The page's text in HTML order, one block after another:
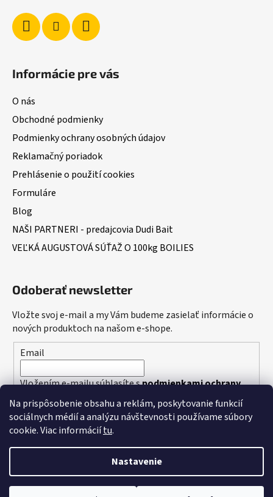
Na prispôsobenie obsahu a reklám, poskytovanie funkcií
sociálnych médií a analýzu návštevnosti používame súbory
cookie. Viac informáciítu.
Nastavenie
Informácie pre vás
O nás
Obchodné podmienky
Podmienky ochrany osobných údajov
Reklamačný poriadok
Prehlásenie o použití cookies
Formuláre
Blog
NAŠI PARTNERI - predajcovia Dudi Bait
VEĽKÁ AUGUSTOVÁ SÚŤAŽ O 100kg BOILIES
Odoberať newsletter
Vložte svoj e-mail a my Vám budeme zasielať informácie o
nových produktoch na našom e-shope.
Email
Vložením e-mailu súhlasíte spodmienkami ochrany
osobných údajov
PRIHLÁSIŤ SA
Vytvoril Shoptet